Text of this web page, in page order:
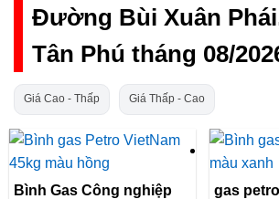
Đường Bùi Xuân
Tân Phú tháng 08/
Giá Cao - Thấp Giá Thấp - Cao
Bình Gas Công nghiệp
gas